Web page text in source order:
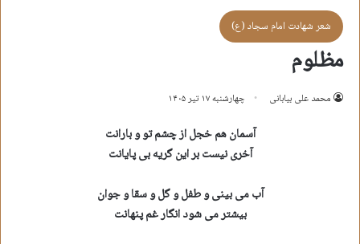
شعر شهادت امام سجاد (ع)
مظلوم
محمد علی بیابانی چهارشنبه ۱۷ تیر ۱۴۰۵
آسمان هم خجل از چشم تو و بارانت
آخری نیست بر این گریه بی پایانت
آب می بینی و طفل و گل و سقا و جوان
بیشتر می شود انگار غم پنهانت